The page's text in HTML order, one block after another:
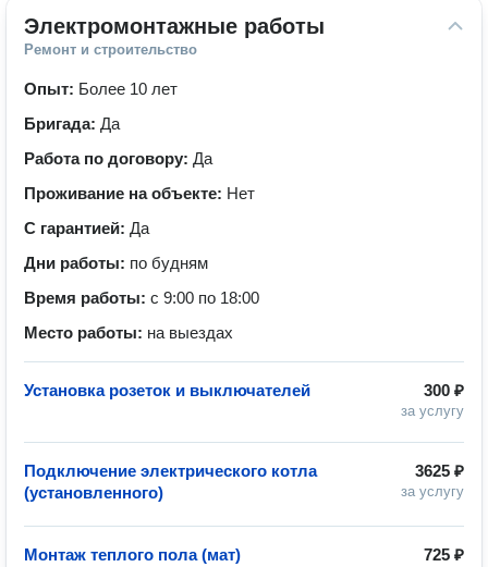
Электромонтажные работы
Ремонт и строительство
Опыт: Более 10 лет
Бригада: Да
Работа по договору: Да
Проживание на объекте: Нет
С гарантией: Да
Дни работы: по будням
Время работы: с 9:00 по 18:00
Место работы: на выездах
300 ₽
за услугу
Установка розеток и выключателей
3625 ₽
за услугу
Подключение электрического котла
(установленного)
725 ₽
Монтаж теплого пола (мат)